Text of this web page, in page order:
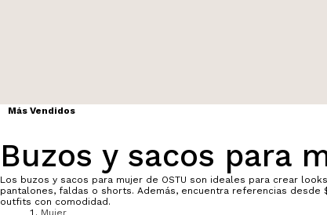
Más Vendidos
Buzos y sacos para
Los buzos y sacos para mujer de OSTU son ideales para crear
pantalones, faldas o shorts. Además, encuentra referencias
outfits con comodidad.
Mujer